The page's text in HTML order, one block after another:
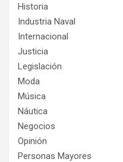
Historia
Industria Naval
Internacional
Justicia
Legislación
Moda
Música
Náutica
Negocios
Opinión
Personas Mayores